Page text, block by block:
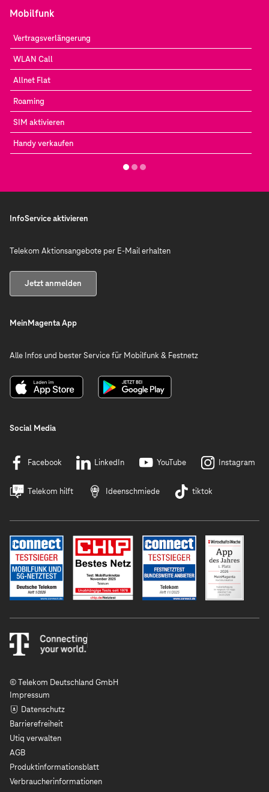
Mobilfunk
Vertragsverlängerung
WLAN Call
Allnet Flat
Roaming
SIM aktivieren
Handy verkaufen
InfoService aktivieren
Telekom Aktionsangebote per E-Mail erhalten
Jetzt anmelden
MeinMagenta App
Alle Infos und bester Service für Mobilfunk & Festnetz
Social Media
Facebook LinkedIn YouTube Instagram
Telekom hilft Ideenschmiede tiktok
© Telekom Deutschland GmbH
Impressum
Datenschutz
Barrierefreiheit
Utiq verwalten
AGB
Produktinformationsblatt
Verbraucherinformationen